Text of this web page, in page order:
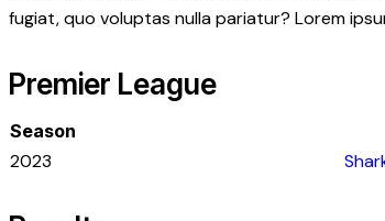
fugiat, quo voluptas nulla pariatur? Lorem
Premier League
Season
2023